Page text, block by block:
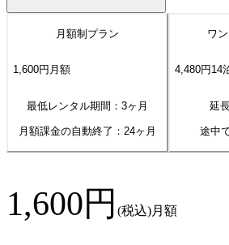
月額制プラン
1,600円 月額
最低レンタル期間：3ヶ月
月額課金の自動終了： 24ヶ月
ワ
4,480円 14
延
途中
1,600円 (税込)月額